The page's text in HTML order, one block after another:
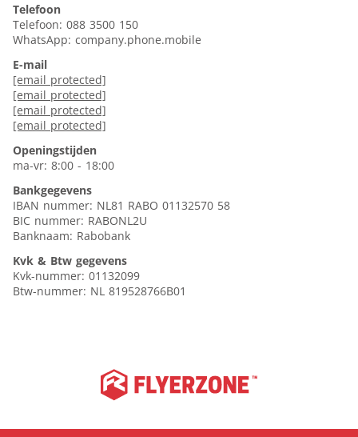
Telefoon
Telefoon: 088 3500 150
WhatsApp: company.phone.mobile
E-mail
[email protected]
[email protected]
[email protected]
[email protected]
Openingstijden
ma-vr: 8:00 - 18:00
Bankgegevens
IBAN nummer: NL81 RABO 01132570 58
BIC nummer: RABONL2U
Banknaam: Rabobank
Kvk & Btw gegevens
Kvk-nummer: 01132099
Btw-nummer: NL 819528766B01